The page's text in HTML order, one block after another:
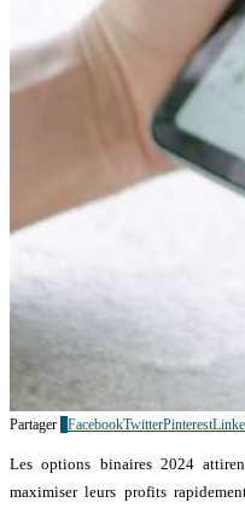
Partager FacebookTwitterPinterest
Les options binaires 2024
maximiser leurs profits